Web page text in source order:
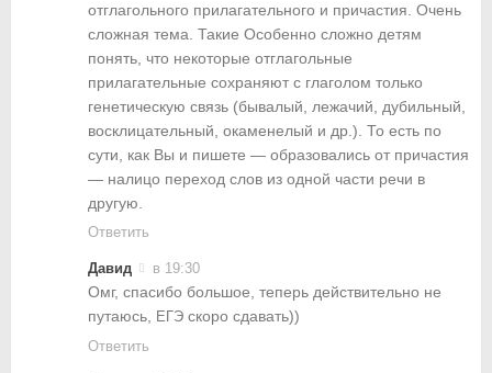
отглагольного прилагательного и причастия. Очень
сложная тема. Такие Особенно сложно детям
понять, что некоторые отглагольные
прилагательные сохраняют с глаголом только
генетическую связь (бывалый, лежачий, дубильный,
восклицательный, окаменелый и др.). То есть по
сути, как Вы и пишете — образовались от причастия
— налицо переход слов из одной части речи в
другую.
Ответить
Давид в 19:30
Омг, спасибо большое, теперь действительно не
путаюсь, ЕГЭ скоро сдавать))
Ответить